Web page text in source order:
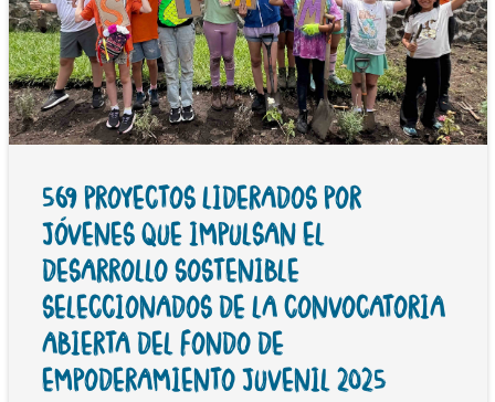
569 PROYECTOS LIDERADOS POR
JÓVENES QUE IMPULSAN EL
DESARROLLO SOSTENIBLE
SELECCIONADOS DE LA CONVOCATORIA
ABIERTA DEL FONDO DE
EMPODERAMIENTO JUVENIL 2025